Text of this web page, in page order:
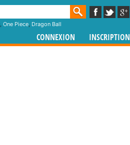
, One Piece, Dragon Ball
CONNEXION INSCRIPTION